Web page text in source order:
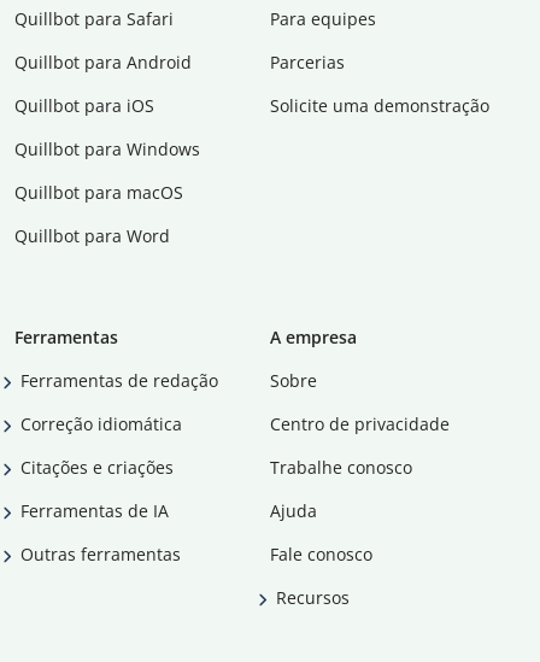
Quillbot para Safari
Quillbot para Android
Quillbot para iOS
Quillbot para Windows
Quillbot para macOS
Quillbot para Word
Para equipes
Parcerias
Solicite uma demonstração
Ferramentas
Ferramentas de redação
Correção idiomática
Citações e criações
Ferramentas de IA
Outras ferramentas
A empresa
Sobre
Centro de privacidade
Trabalhe conosco
Ajuda
Fale conosco
Recursos